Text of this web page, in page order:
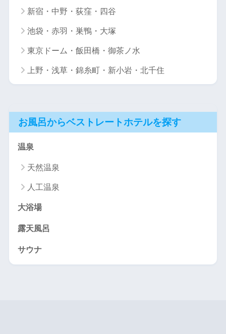
新宿・中野・荻窪・四谷
池袋・赤羽・巣鴨・大塚
東京ドーム・飯田橋・御茶ノ水
上野・浅草・錦糸町・新小岩・北千住
お風呂からベストレートホテルを探す
温泉
天然温泉
人工温泉
大浴場
露天風呂
サウナ